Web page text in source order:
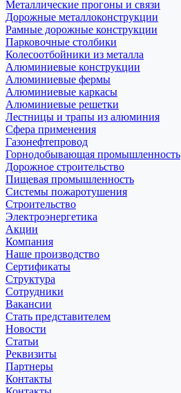
Металлические прогоны и связи
Дорожные металлоконструкции
Рамные дорожные конструкции
Парковочные столбики
Колесоотбойники из металла
Алюминиевые конструкции
Алюминиевые фермы
Алюминиевые каркасы
Алюминиевые решетки
Лестницы и трапы из алюминия
Сфера применения
Газонефтепровод
Горнодобывающая промышленность
Дорожное строительство
Пищевая промышленность
Системы пожаротушения
Строительство
Электроэнергетика
Акции
Компания
Наше производство
Сертификаты
Структура
Сотрудники
Вакансии
Стать представителем
Новости
Статьи
Реквизиты
Партнеры
Контакты